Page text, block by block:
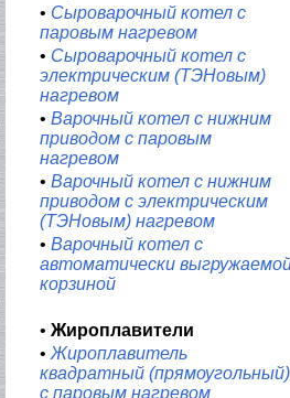
• Сыроварочный котел с
паровым нагревом
• Сыроварочный котел с
электрическим (ТЭНовым)
нагревом
• Варочный котел с нижним
приводом с паровым
нагревом
• Варочный котел с нижним
приводом с электрическим
(ТЭНовым) нагревом
• Варочный котел с
автоматически
корзиной
• Жироплавители
• Жироплавитель
квадратный (прямоугольный)
с паровым нагревом